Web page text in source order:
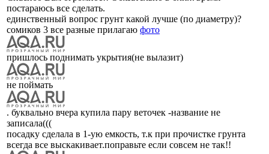
постараюсь все сделать.
единственный вопрос грунт какой лучше (по диаметру)?
сомиков 3 все разные прилагаю фото
пришлось поднимать укрытия(не вылазит)
не поймать
. буквально вчера купила пару веточек -название не
записала(((
посадку сделала в 1-ую емкость, т.к при прочистке грунта
всегда все выскакивает.поправьте если совсем не так!!